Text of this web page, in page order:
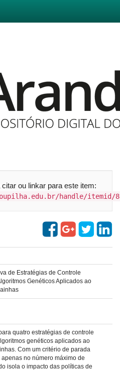
ou linkar para este item:
handle/itemid/
de Estratégias de Controle
Genéticos Aplicados ao
quatro estratégias de controle
genéticos aplicados ao
Com um critério de parada
no número máximo de
isola o impacto das políticas de